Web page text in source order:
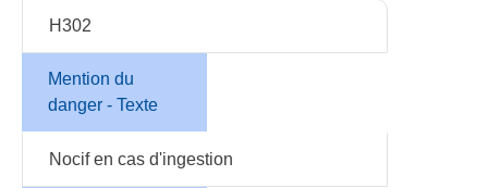
H302
Mention du
danger - Texte
Nocif en cas d'ingestion